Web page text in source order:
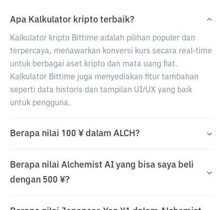
Apa Kalkulator kripto terbaik?
Kalkulator kripto Bittime adalah pilihan populer dan
terpercaya, menawarkan konversi kurs secara real-time
untuk berbagai aset kripto dan mata uang fiat.
Kalkulator Bittime juga menyediakan fitur tambahan
seperti data historis dan tampilan UI/UX yang baik
untuk pengguna.
Berapa nilai 100 ¥ dalam ALCH?
Berapa nilai Alchemist AI yang bisa saya beli
dengan 500 ¥?